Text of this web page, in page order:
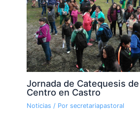
Jornada de Catequesis
Centro en Castro
Noticias / Por secretariapastoral